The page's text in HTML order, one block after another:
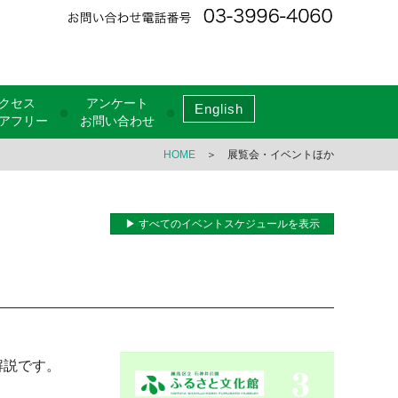
セス
フリー
アンケート
お問い合わせ
English
HOME ＞ 展覧会・イベントほか
▶ すべてのイベントスケジュールを表示
です。